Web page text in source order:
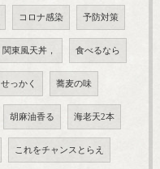
コロナ感染 予防対策
関東風天丼， 食べるなら
せっかく 蕎麦の味
胡麻油香る 海老天2本
これをチャンスとらえ